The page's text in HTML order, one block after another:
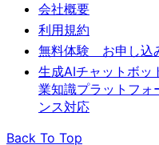
会社概要
利用規約
無料体験 お申し込
生成AIチャットボッ
業知識プラットフォ
ンス対応
Back To Top